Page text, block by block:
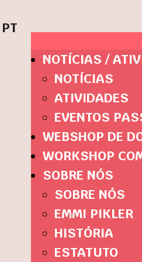
NOTÍCIAS /
NOTÍCIAS
ATIVIDADES
EVENTOS
WEBSHOP DE
WORKSHOP
SOBRE NÓS
SOBRE NÓS
EMMI PIKLER
HISTÓRIA
ESTATUTO
PT